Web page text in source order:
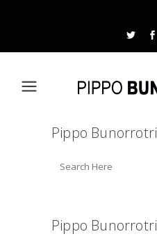
Pippo Bunorrotri
Pippo Bunorrotri